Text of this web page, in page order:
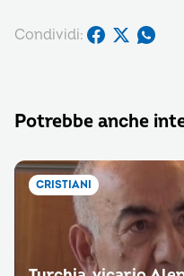
Condividi:
Potrebbe anche
CRISTIANI